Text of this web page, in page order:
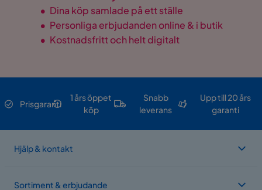
• Dina köp samlade på ett ställe
• Personliga erbjudanden online & i butik
• Kostnadsfritt och helt digitalt
Prisgaranti
1 års öppet
köp
Snabb
leverans
Upp till 20 års
garanti
Hjälp & kontakt
Sortiment & erbjudande